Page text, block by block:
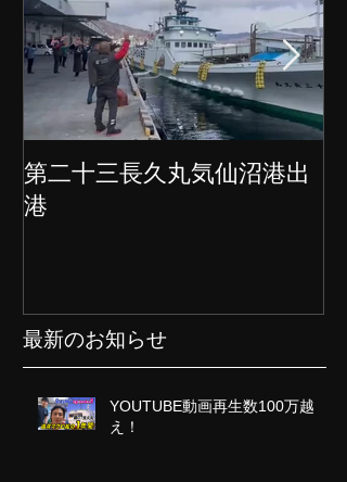
第二十三長久丸気仙沼港出
港
最新のお知らせ
YOUTUBE動画再生数100万越
え！